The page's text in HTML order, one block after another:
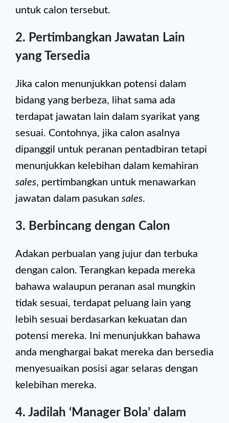
untuk calon tersebut.
2. Pertimbangkan Jawatan Lain
yang Tersedia
Jika calon menunjukkan potensi dalam
bidang yang berbeza, lihat sama ada
terdapat jawatan lain dalam syarikat yang
sesuai. Contohnya, jika calon asalnya
dipanggil untuk peranan pentadbiran tetapi
menunjukkan kelebihan dalam kemahiran
sales, pertimbangkan untuk menawarkan
jawatan dalam pasukan sales.
3. Berbincang dengan Calon
Adakan perbualan yang jujur dan terbuka
dengan calon. Terangkan kepada mereka
bahawa walaupun peranan asal mungkin
tidak sesuai, terdapat peluang lain yang
lebih sesuai berdasarkan kekuatan dan
potensi mereka. Ini menunjukkan bahawa
anda menghargai bakat mereka dan bersedia
menyesuaikan posisi agar selaras dengan
kelebihan mereka.
4. Jadilah ‘Manager Bola’ dalam